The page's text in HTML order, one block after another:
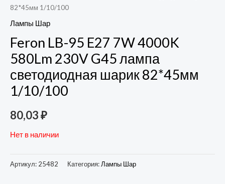
82*45мм 1/10/100
Лампы Шар
Feron LB-95 E27 7W 4000K
580Lm 230V G45 лампа
светодиодная шарик 82*45мм
1/10/100
80,03₽
Нет в наличии
Артикул: 25482 Категория: Лампы Шар